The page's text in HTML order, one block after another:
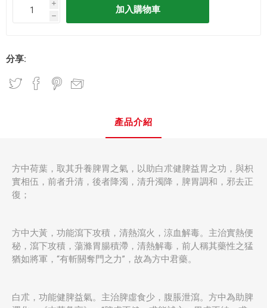
i
h
分享:
產品介紹
方中荷葉，取其升養脾胃之氣，以助白朮健脾益胃之功，與枳
實相伍，前者升清，後者降濁，清升濁降，脾胃調和，邪去正
復；
方中大黃，功能瀉下攻積，清熱瀉火，涼血解毒。主治實熱便
秘，瀉下攻積，蕩滌胃腸積滯，清熱解毒，前人稱其藥性之猛
猶如將軍，“有斬關奪門之力”，故為方中君藥。
白朮，功能健脾益氣。主治脾虛食少，腹脹泄瀉。方中為助脾